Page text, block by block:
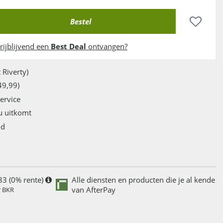
een Best Deal ontvangen?
Riverty)
uitkomt
(0% rente)
Alle diensten en producten die je al kende
van AfterPay